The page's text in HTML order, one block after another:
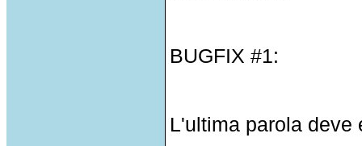
BUGFIX #1:
L'ultima parola deve